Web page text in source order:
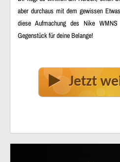
aber durchaus mit dem gewissen
diese Aufmachung des Nike
Gegenstück für deine Belange!
Jetzt